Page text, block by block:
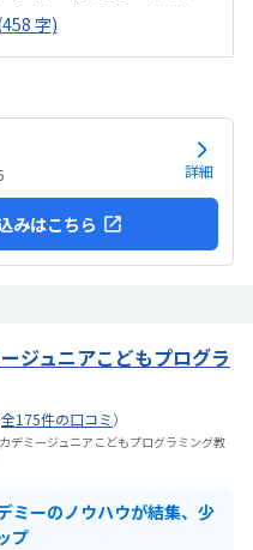
やすい場所にあるので助かり
てない兄弟が過ごしやすいと
のが置いてないので集中でき
の物価で考えれば高いとは思
ると思います。子どもが自発
直驚きました。最初からたく
せてもらったの...
字)
詳細
みはこちら
ジュニアこどもプログラ
全175件の口コミ）
デミージュニアこどもプログラミング教
ミーのノウハウが結集、少
プ